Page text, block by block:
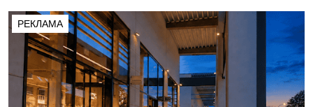
РЕКЛАМА